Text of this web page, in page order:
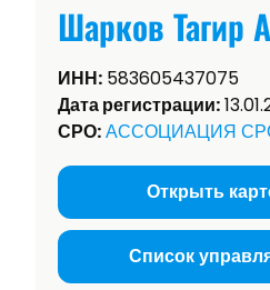
Шарков Тагир
ИНН: 583605437075
Дата регистрации:
СРО:АССОЦИАЦИЯ
Открыть
Список